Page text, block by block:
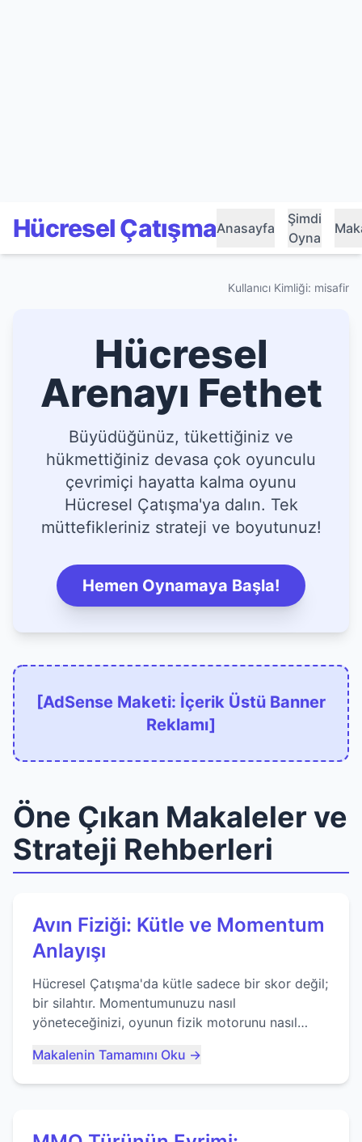
Hücresel ÇatışmaAnasayfa
Şimdi
Oyna
Kullanıcı Kimliği: misafir
Hücresel
Arenayı Fethet
Büyüdüğünüz, tükettiğiniz ve
hükmettiğiniz devasa çok oyunculu
çevrimiçi hayatta kalma oyunu
Hücresel Çatışma'ya dalın. Tek
müttefikleriniz strateji ve boyutunuz!
Hemen Oynamaya Başla!
[AdSense Maketi: İçerik Üstü Banner
Reklamı]
Öne Çıkan Makaleler ve
Strateji Rehberleri
Avın Fiziği: Kütle ve Momentum
Anlayışı
Hücresel Çatışma'da kütle sadece bir skor değil;
bir silahtır. Momentumunuzu nasıl
yöneteceğinizi, oyunun fizik motorunu nasıl
ustalaşacağınızı öğrenin...
Makalenin Tamamını Oku →